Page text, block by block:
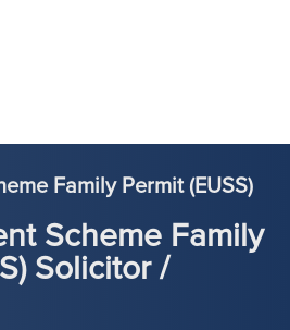
Family Permit (EUSS)
Scheme Family
Solicitor /